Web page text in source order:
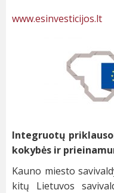
www.esinvesticijos.lt
Integruotų
kokybės ir
Kauno miesto
kitų Lietuvos